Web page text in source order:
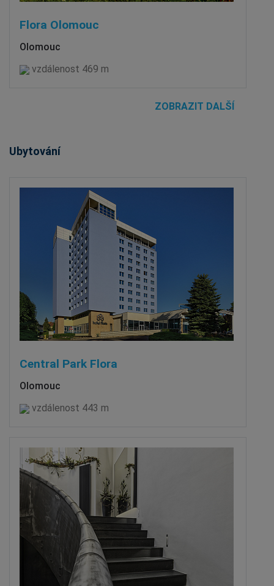
Flora Olomouc
Olomouc
vzdálenost 469 m
ZOBRAZIT DALŠÍ
Ubytování
Central Park Flora
Olomouc
vzdálenost 443 m